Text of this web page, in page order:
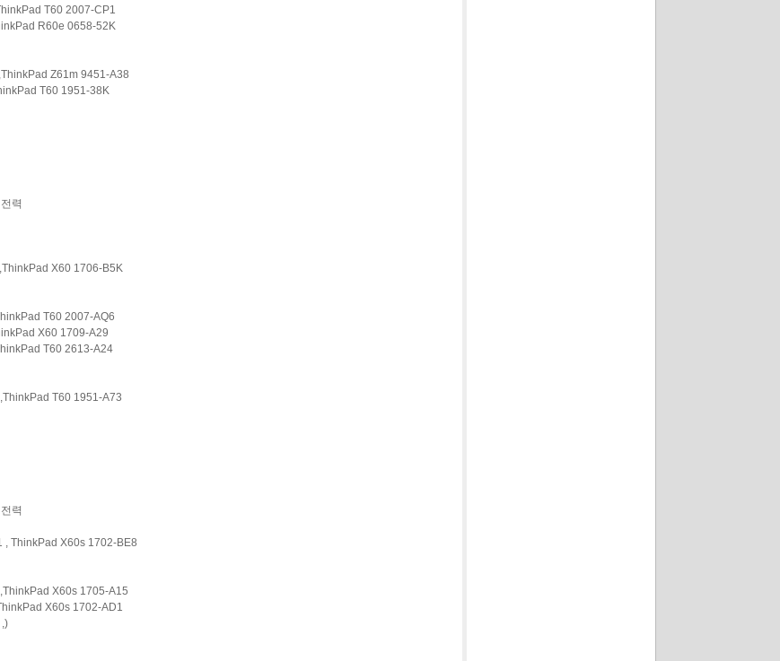
T60 2007-CP1
R60e 0658-52K
Z61m 9451-A38
T60 1951-38K
력
X60 1706-B5K
T60 2007-AQ6
X60 1709-A29
T60 2613-A24
T60 1951-A73
력
ThinkPad X60s 1702-BE8
X60s 1705-A15
X60s 1702-AD1